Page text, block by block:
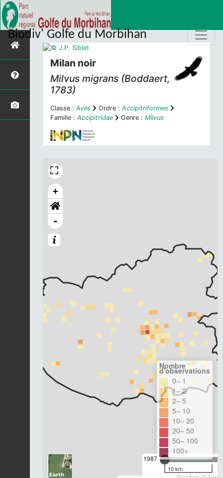
Biodiv' Golfe du Morbihan
Milan noir
Milvus migrans (Boddaert,
1783)
Classe : Aves Ordre : Accipitriformes
Famille : Accipitridae Genre : Milvus
+
-
1987
Nombre
d'observations
0– 1
1– 2
2– 5
5– 10
10– 20
20– 50
50– 100
100+
10 km